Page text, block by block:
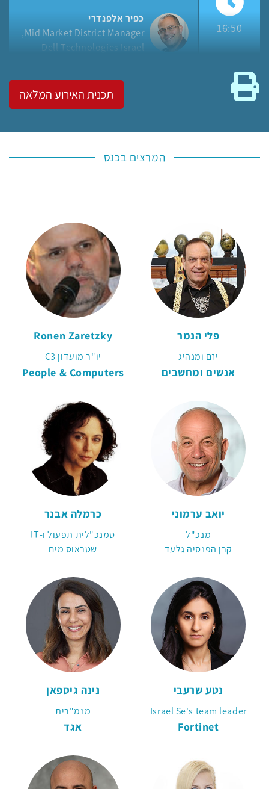
16:50
כפיר אלפנדרי
Mid Market District Manager
Dell Technologies Israel
תכנית האירוע המלאה
המרצים בכנס
פלי הנמר
יזם ומנהיג
אנשים ומחשבים
Ronen Zaretzky
יו"ר מועדון C3
People & Computers
יואב ערמוני
מנכ"ל
קרן הפנסיה גלעד
כרמלה אבנר
סמנכ"לית תפעול ו-IT
שטראוס מים
נטע שרעבי
Israel Se's team leader
Fortinet
נינה גיספאן
מנמ"רית
אגד